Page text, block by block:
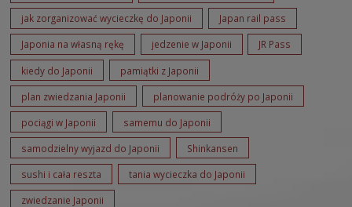
jak zorganizować wycieczkę do Japonii Japan rail pass
Japonia na własną rękę jedzenie w Japonii JR Pass
kiedy do Japonii pamiątki z Japonii
plan zwiedzania Japonii planowanie podróży po Japonii
pociągi w Japonii samemu do Japonii
samodzielny wyjazd do Japonii Shinkansen
sushi i cała reszta tania wycieczka do Japonii
zwiedzanie Japonii